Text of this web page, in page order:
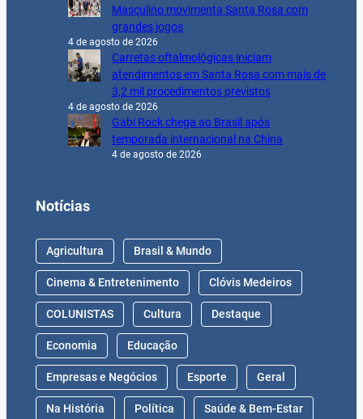
Masculino movimenta Santa Rosa com
grandes jogos
4 de agosto de 2026
Carretas oftalmológicas iniciam
atendimentos em Santa Rosa com mais de
3,2 mil procedimentos previstos
4 de agosto de 2026
Gabi Rock chega ao Brasil após
temporada internacional na China
4 de agosto de 2026
Notícias
Agricultura Brasil & Mundo
Cinema & Entretenimento Clóvis Medeiros
COLUNISTAS Cultura Destaque
Economia Educação
Empresas e Negócios Esporte Geral
Na História Política Saúde & Bem-Estar